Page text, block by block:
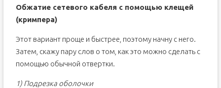
Обжатие сетевого кабеля с помощью клещей
(кримпера)
Этот вариант проще и быстрее, поэтому начну с него.
Затем, скажу пару слов о том, как это можно сделать с
помощью обычной отвертки.
1) Подрезка оболочки